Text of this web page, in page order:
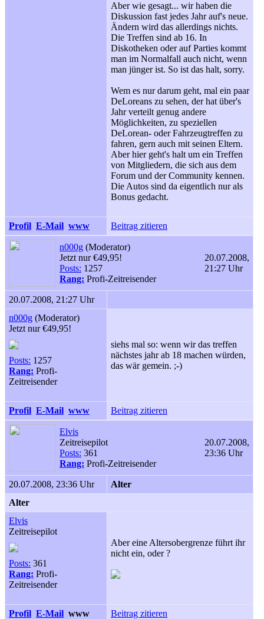
Aber wie gesagt... wir haben die
Diskussion fast jedes Jahr auf's neue.
Ändern wird das allerdings nichts.
Die Treffen sind ab 16. In
Diskotheken oder auf Parties kommt
man im Normalfall auch nicht, wenn
man jünger ist. So ist das halt, sorry.
Wem es nur darum geht, mal ein paar
DeLoreans zu sehen, der hat über's
Jahr verteilt genug andere
Möglichkeiten, zu speziellen
DeLorean- oder Fahrzeugtreffen zu
fahren, gern auch mit seinen Eltern.
Aber hier geht's halt um ein Treffen
von Mitgliedern, die sich aus dem
Forum und der Community kennen.
Die Autos sind da eigentlich nur als
Bonus gedacht.
Profil E-Mail www Beitrag zitieren
n000g (Moderator)
Jetzt nur €49,95!
Posts: 1257
Rang: Profi-Zeitreisender
20.07.2008,
21:27 Uhr
20.07.2008, 21:27 Uhr
n000g (Moderator)
Jetzt nur €49,95!
Posts: 1257
Rang: Profi-
Zeitreisender
siehs mal so: wenn wir das treffen
nächstes jahr ab 18 machen würden,
das wär gemein. ;-)
Profil E-Mail www Beitrag zitieren
Elvis
Zeitreisepilot
Posts: 361
Rang: Profi-Zeitreisender
20.07.2008,
23:36 Uhr
20.07.2008, 23:36 Uhr
Alter
Alter
Elvis
Zeitreisepilot
Posts: 361
Rang: Profi-
Zeitreisender
Aber eine Altersobergrenze führt ihr
nicht ein, oder ?
Profil E-Mail www
Beitrag zitieren